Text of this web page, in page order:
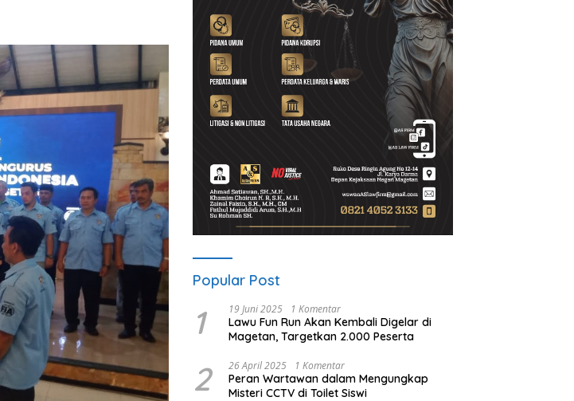
Popular Post
1 19 Juni 2025 1 Komentar
Lawu Fun Run Akan Kembali Digelar di
Magetan, Targetkan 2.000 Peserta
2 26 April 2025 1 Komentar
Peran Wartawan dalam Mengungkap
Misteri CCTV di Toilet Siswi